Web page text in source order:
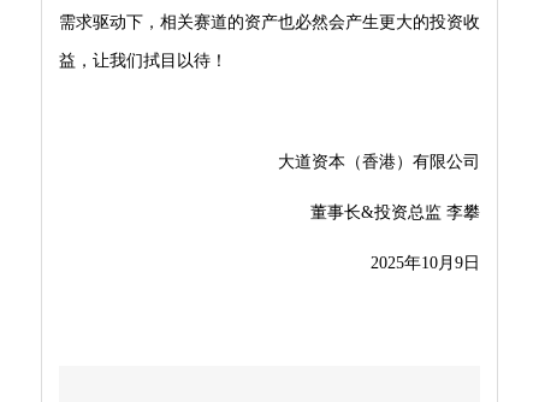
需求驱动下，相关赛道的资产也必然会产生更大的投资收
益，让我们拭目以待！
大道资本（香港）有限公司
董事长&投资总监 李攀
2025年10月9日